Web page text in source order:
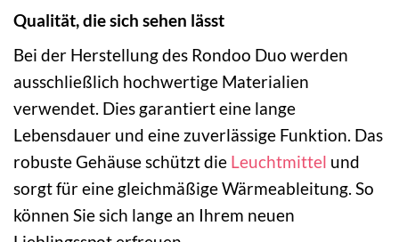
Qualität, die sich sehen lässt
Bei der Herstellung des Rondoo Duo werden
ausschließlich hochwertige Materialien
verwendet. Dies garantiert eine lange
Lebensdauer und eine zuverlässige Funktion. Das
robuste Gehäuse schützt die Leuchtmittel und
sorgt für eine gleichmäßige Wärmeableitung. So
können Sie sich lange an Ihrem neuen